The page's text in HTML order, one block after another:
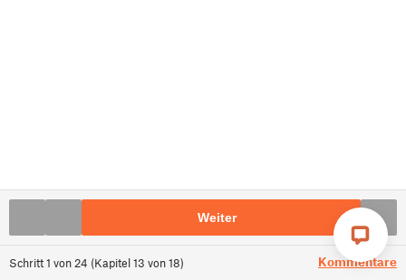
Schritt1 von 24 (Kapitel13 von18) Kommentare
Weiter